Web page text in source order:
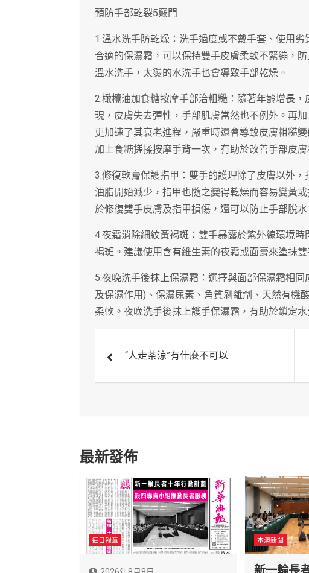
預防手部乾裂5竅門
1.溫水洗手防乾燥：洗手過度或不戴手套、使用
合適的保濕霜，可以保持雙手皮膚柔軟不緊繃，
溫水洗手，太燙的水洗手也會導致手部乾燥。
2.橄欖油加食糖按摩手部治粗糙：隨著年齡增長
現，皮膚失去彈性，手部肌膚當然也不例外。再
更加速了其衰老進程，嚴重時還會導致皮膚粗糙
加上食糖搓揉按摩手背一次，有助於改善手部皮膚
3.修復軟膏保護指甲：雙手的護理除了皮膚以外
油脂開始減少，指甲也隨之變得乾燥而容易變黃
於修復雙手皮膚及指甲損傷，還可以防止手部脫
4.夜霜消除細紋黃褐斑：雙手暴露於紫外線環境
褐斑。建議使用含有維生素的夜霜或面膏來塗抹
5.夜晚洗手後抹上保濕霜：選擇與面部保濕霜相
及保濕作用)、保濕尿素、角質剝離劑、天然有機
柔軟。夜晚洗手後抹上護手保濕霜，有助於鎖定水
章
導
覽
“人走茶涼”有什麼不可以
最新發佈
每日報章 本澳新聞